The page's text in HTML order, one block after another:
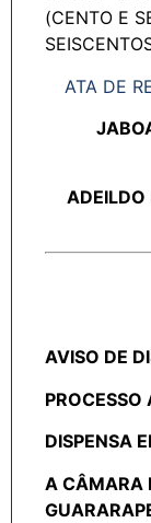
(CENTO E
ATA DE
ADEILDO
AVISO DE
DISPENSA
A CÂMARA